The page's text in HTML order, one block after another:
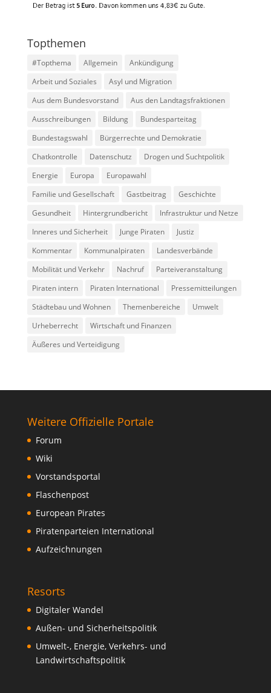
Topthemen
#Topthema Allgemein
Ankündigung
Arbeit und Soziales
Asyl und Migration
Aus dem Bundesvorstand
Aus den Landtagsfraktionen
Ausschreibungen
Bildung
Bundesparteitag
Bundestagswahl
Bürgerrechte und Demokratie
Chatkontrolle
Datenschutz
Drogen und Suchtpolitik
Energie
Europa
Europawahl
Familie und Gesellschaft
Gastbeitrag
Geschichte
Gesundheit
Hintergrundbericht
Infrastruktur und Netze
Inneres und Sicherheit
Junge Piraten
Justiz
Kommentar
Kommunalpiraten
Landesverbände
Mobilität und Verkehr
Nachruf
Parteiveranstaltung
Piraten intern
Piraten International
Pressemitteilungen
Städtebau und Wohnen
Themenbereiche
Umwelt
Urheberrecht
Wirtschaft und Finanzen
Äußeres und Verteidigung
Weitere Offizielle Portale
Forum
Wiki
Vorstandsportal
Flaschenpost
European Pirates
Piratenparteien International
Aufzeichnungen
Resorts
Digitaler Wandel
Außen- und Sicherheitspolitik
Umwelt-, Energie, Verkehrs- und
Landwirtschaftspolitik